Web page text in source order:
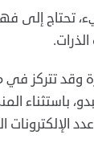
تحتاج إلى
ذرة وقد
باستثناء
عدد